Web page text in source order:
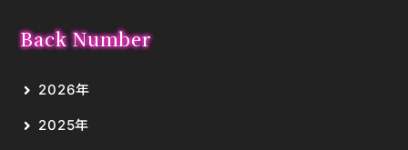
Back Number
2026年
2025年